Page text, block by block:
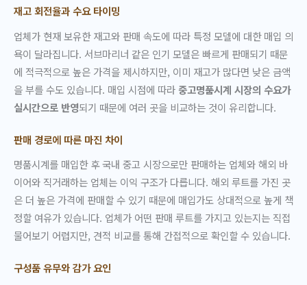
재고 회전율과 수요 타이밍
업체가 현재 보유한 재고와 판매 속도에 따라 특정 모델에 대한 매입 의
욕이 달라집니다. 서브마리너 같은 인기 모델은 빠르게 판매되기 때문
에 적극적으로 높은 가격을 제시하지만, 이미 재고가 많다면 낮은 금액
을 부를 수도 있습니다. 매입 시점에 따라 중고명품시계 시장의 수요가
실시간으로 반영되기 때문에 여러 곳을 비교하는 것이 유리합니다.
판매 경로에 따른 마진 차이
명품시계를 매입한 후 국내 중고 시장으로만 판매하는 업체와 해외 바
이어와 직거래하는 업체는 이익 구조가 다릅니다. 해외 루트를 가진 곳
은 더 높은 가격에 판매할 수 있기 때문에 매입가도 상대적으로 높게 책
정할 여유가 있습니다. 업체가 어떤 판매 루트를 가지고 있는지는 직접
물어보기 어렵지만, 견적 비교를 통해 간접적으로 확인할 수 있습니다.
구성품 유무와 감가 요인